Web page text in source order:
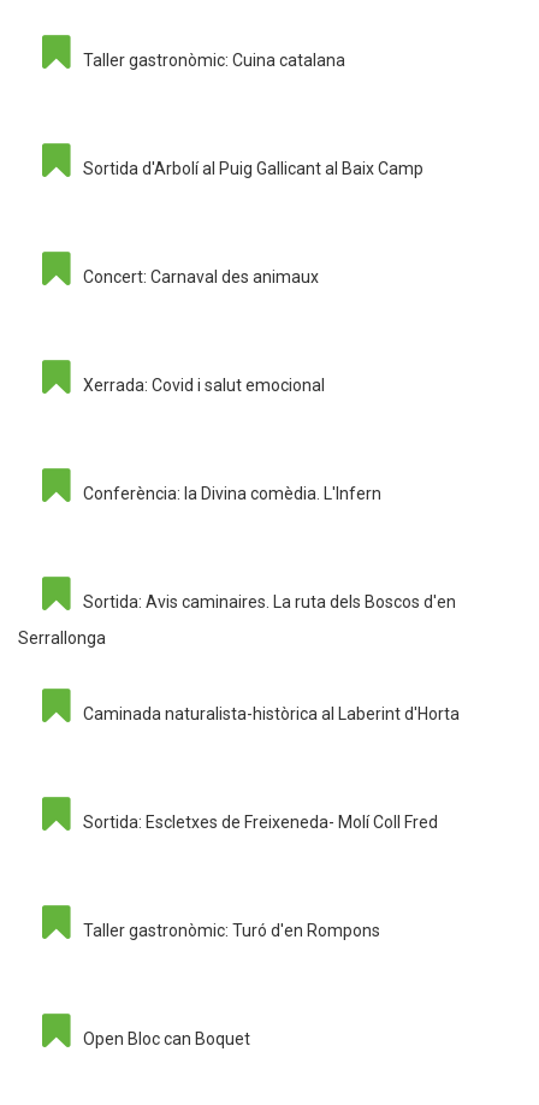
Taller gastronòmic: Cuina catalana
Sortida d'Arbolí al Puig Gallicant al Baix Camp
Concert: Carnaval des animaux
Xerrada: Covid i salut emocional
Conferència: la Divina comèdia. L'Infern
Sortida: Avis caminaires. La ruta dels Boscos d'en
Serrallonga
Caminada naturalista-històrica al Laberint d'Horta
Sortida: Escletxes de Freixeneda- Molí Coll Fred
Taller gastronòmic: Turó d'en Rompons
Open Bloc can Boquet